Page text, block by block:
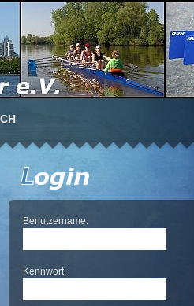
Benutzername:
Kennwort: